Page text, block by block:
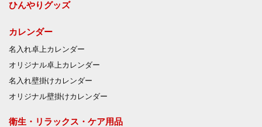
ひんやりグッズ
カレンダー
名入れ卓上カレンダー
オリジナル卓上カレンダー
名入れ壁掛けカレンダー
オリジナル壁掛けカレンダー
衛生・リラックス・ケア用品